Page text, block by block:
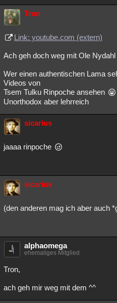
Tron
Link: youtube.com (extern)
Ach geh doch weg mit Ole Nydahl
Wer einen authentischen Lama
Videos von
Tsem Tulku Rinpoche ansehen
Unorthodox aber lehrreich
sicarius
jaaaa rinpoche
sicarius
(den anderen mag ich aber auch
alphaomega
ehemaliges Mitglied
Tron,
ach geh mir weg mit dem ^^